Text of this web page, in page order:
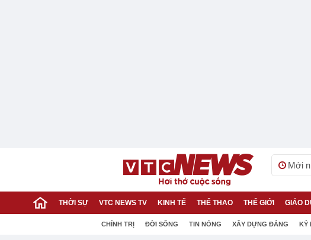
Mới
THỜI SỰ VTC NEWS TV KINH TẾ THỂ THAO THẾ GIỚI GIÁO
CHÍNH TRỊ ĐỜI SỐNG TIN NÓNG XÂY DỰNG ĐẢNG KỶ